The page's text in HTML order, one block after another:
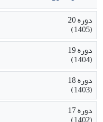
دوره 20
(1405)
دوره 19
(1404)
دوره 18
(1403)
دوره 17